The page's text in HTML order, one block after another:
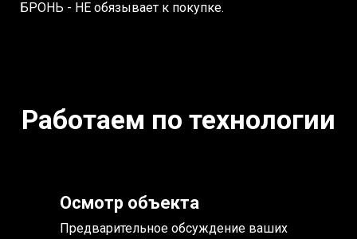
БРОНЬ - НЕ обязывает к покупке.
Работаем по технологии
Осмотр объекта
Предварительное обсуждение ваших